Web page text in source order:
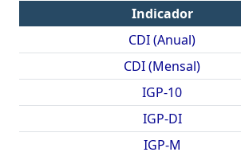
Indicador
CDI (Anual)
CDI (Mensal)
IGP-10
IGP-DI
IGP-M